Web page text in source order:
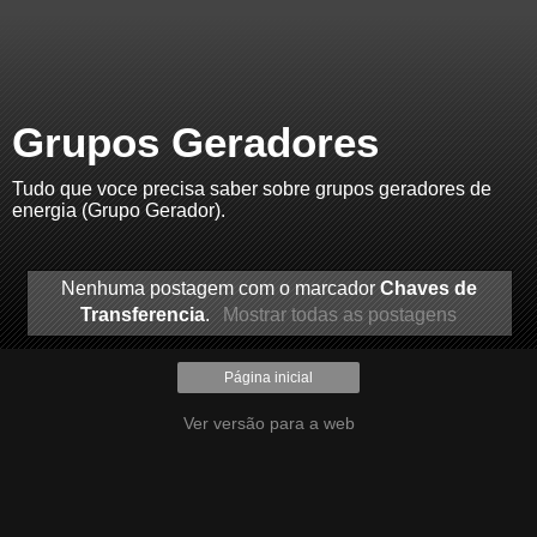
Grupos Geradores
Tudo que voce precisa saber sobre grupos geradores de
energia (Grupo Gerador).
Nenhuma postagem com o marcadorChaves de
Transferencia. Mostrar todas as postagens
Página inicial
Ver versão para a web